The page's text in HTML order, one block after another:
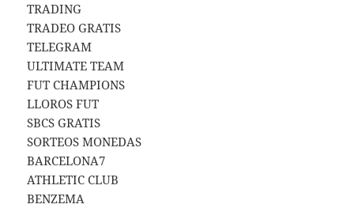
TRADING
TRADEO GRATIS
TELEGRAM
ULTIMATE TEAM
FUT CHAMPIONS
LLOROS FUT
SBCS GRATIS
SORTEOS MONEDAS
BARCELONA7
ATHLETIC CLUB
BENZEMA